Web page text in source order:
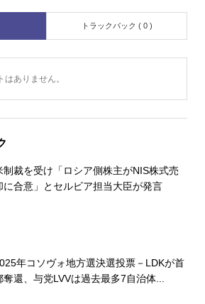
トラックバック ( 0 )
はありません。
制裁を受け「ロシア側株主がNIS株式売
に合意」とセルビア担当大臣が発言
年コソヴォ地方選決選投票－LDKが首
奪還、与党LVVは過去最多7自治体...